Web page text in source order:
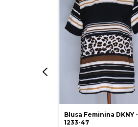
Blusa Feminina DKNY -
1233-47